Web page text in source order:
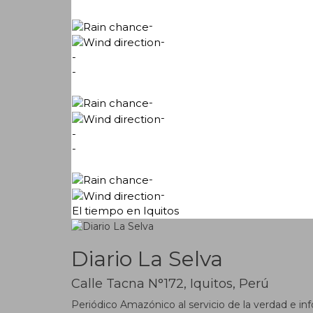
-
-
-
-
-
-
-
-
-
-
El tiempo en Iquitos
Diario La Selva
Calle Tacna N°172, Iquitos, Perú
Periódico Amazónico al servicio de la verdad e